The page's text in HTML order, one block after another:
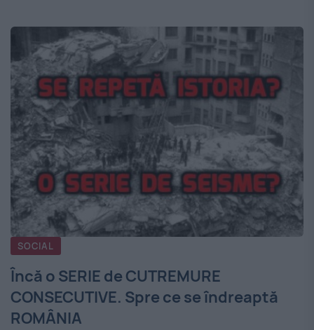
SOCIAL
Încă o SERIE de CUTREMURE
CONSECUTIVE. Spre ce se îndreaptă
ROMÂNIA